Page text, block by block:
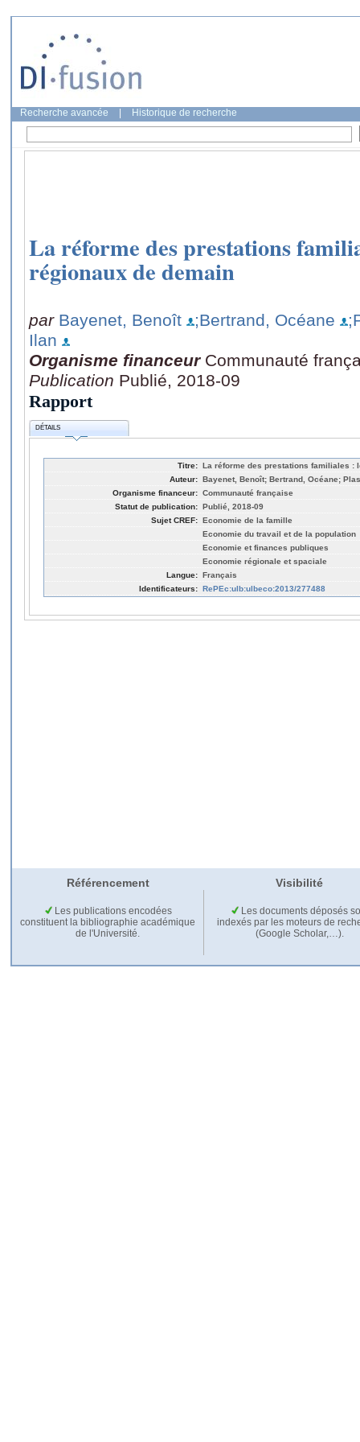
Recherche avancée Historique de recherche
La réforme des prestations
régionaux de demain
par Bayenet, Benoît ;Bertrand, Océane
Ilan
Organisme financeur Communauté
Publication Publié, 2018-09
Rapport
DÉTAILS
Titre: La réforme des prestations familiales :
Auteur: Bayenet, Benoît; Bertrand, Océane;
Organisme financeur: Communauté française
Statut de publication: Publié, 2018-09
Sujet CREF: Economie de la famille
Economie du travail et de la population
Economie et finances publiques
Economie régionale et spaciale
Langue: Français
Identificateurs: RePEc:ulb:ulbeco:2013/277488
Référencement Visibilité
Les publications encodées
constituent la bibliographie académique
de l'Université.
Les documents déposés
indexés par les moteurs de
(Google Scholar,…).